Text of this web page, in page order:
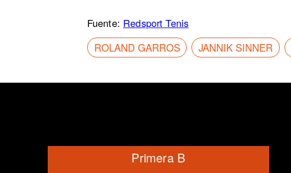
Fuente: Redsport Tenis
ROLAND GARROS
JANNIK SINNER
Primera B